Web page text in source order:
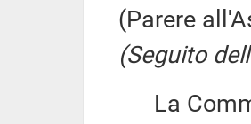
(Parere
(Seguito
La